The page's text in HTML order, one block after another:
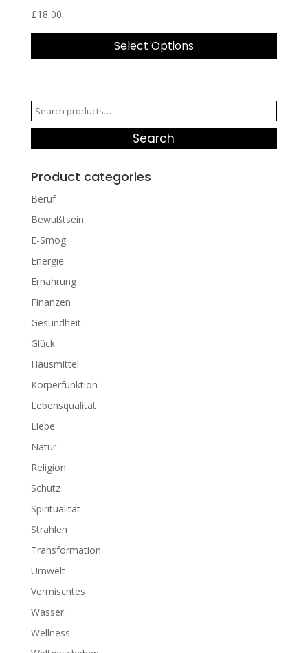
£18,00
Select Options
Search
for:
Search
Product categories
Beruf
Bewußtsein
E-Smog
Energie
Ernährung
Finanzen
Gesundheit
Glück
Hausmittel
Körperfunktion
Lebensqualität
Liebe
Natur
Religion
Schutz
Spiritualität
Strahlen
Transformation
Umwelt
Vermischtes
Wasser
Wellness